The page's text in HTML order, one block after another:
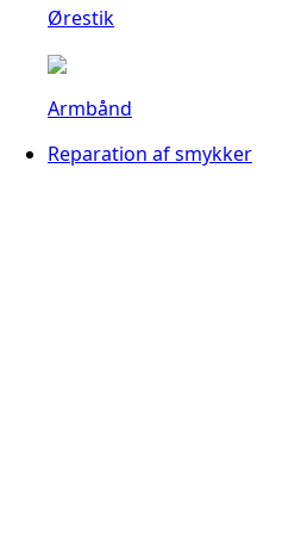
Ørestik
Armbånd
Reparation af smykker